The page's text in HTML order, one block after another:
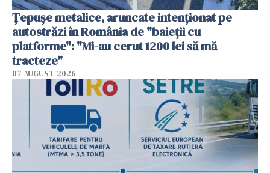
Țepușe metalice, aruncate intenționat pe
autostrăzi în România de "baieții cu
platforme": "Mi-au cerut 1200 lei să mă
tracteze"
07 AUGUST 2026